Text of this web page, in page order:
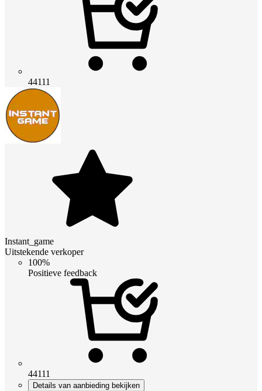
44111
Instant_game
Uitstekende verkoper
100%
Positieve feedback
44111
Details van aanbieding bekijken